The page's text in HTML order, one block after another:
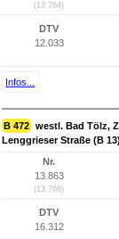
(13.764)
DTV
12.033
Infos...
B 472 westl. Bad Tölz,
Lenggrieser Straße (B 13)
Nr.
13.863
(13.766)
DTV
16.312